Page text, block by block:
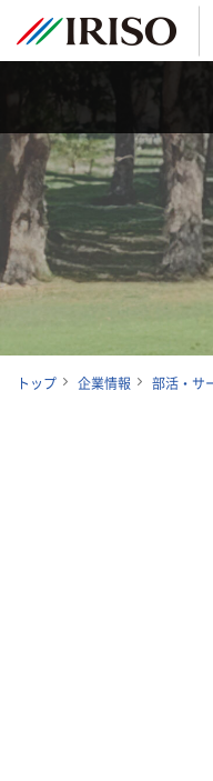
トップ 企業情報 部活・サ